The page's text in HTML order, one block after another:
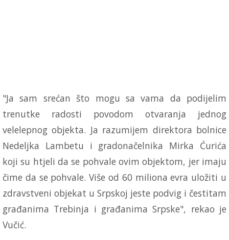
"Ja sam srećan što mogu sa vama da podijelim
trenutke radosti povodom otvaranja jednog
velelepnog objekta. Ja razumijem direktora bolnice
Nedeljka Lambetu i gradonačelnika Mirka Ćurića
koji su htjeli da se pohvale ovim objektom, jer imaju
čime da se pohvale. Više od 60 miliona evra uložiti u
zdravstveni objekat u Srpskoj jeste podvig i čestitam
građanima Trebinja i građanima Srpske", rekao je
Vučić.